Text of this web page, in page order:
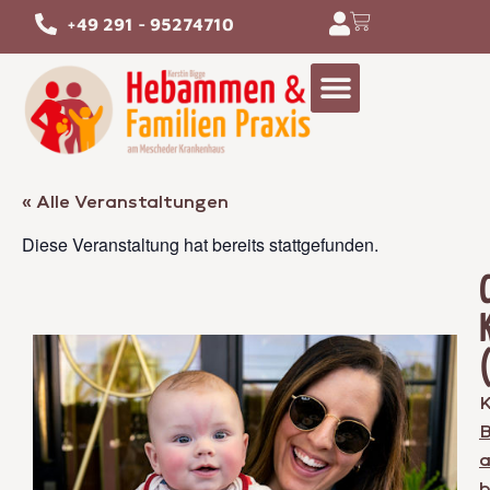
+49 291 - 95274710
« Alle Veranstaltungen
Diese Veranstaltung hat bereits stattgefunden.
a